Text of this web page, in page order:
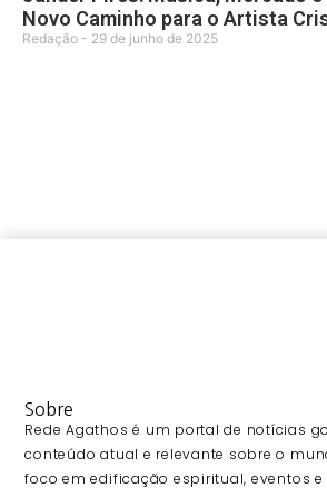
Novo Caminho para o Artista
Redação 29 de junho de 2025
Sobre
Rede Agathos é um portal de notícias
conteúdo atual e relevante sobre o
foco em edificação espiritual, eventos